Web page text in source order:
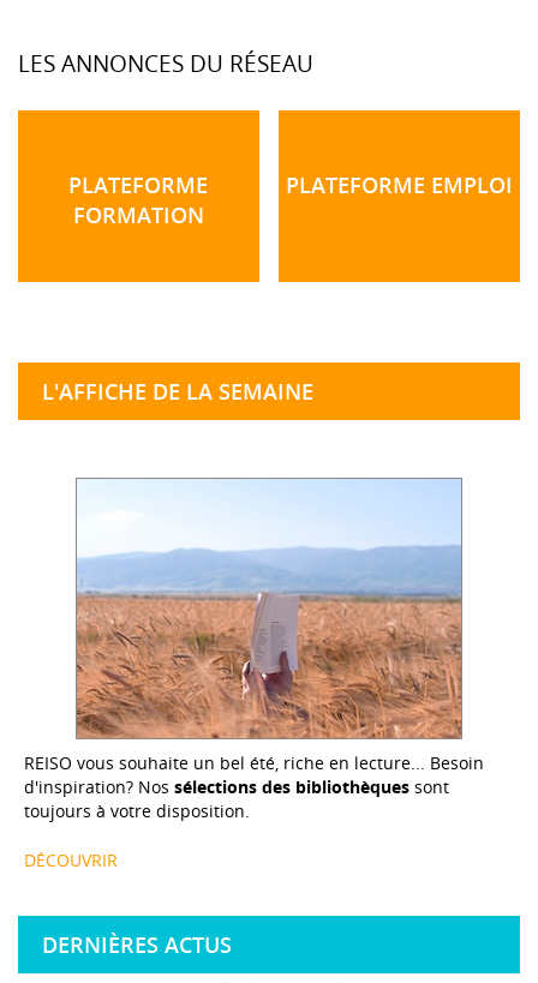
LES ANNONCES DU RÉSEAU
PLATEFORME
FORMATION
PLATEFORME EMPLOI
L'AFFICHE DE LA SEMAINE
REISO vous souhaite un bel été, riche en lecture... Besoin
d'inspiration? Nos sélections des bibliothèques sont
toujours à votre disposition.
DÉCOUVRIR
DERNIÈRES ACTUS